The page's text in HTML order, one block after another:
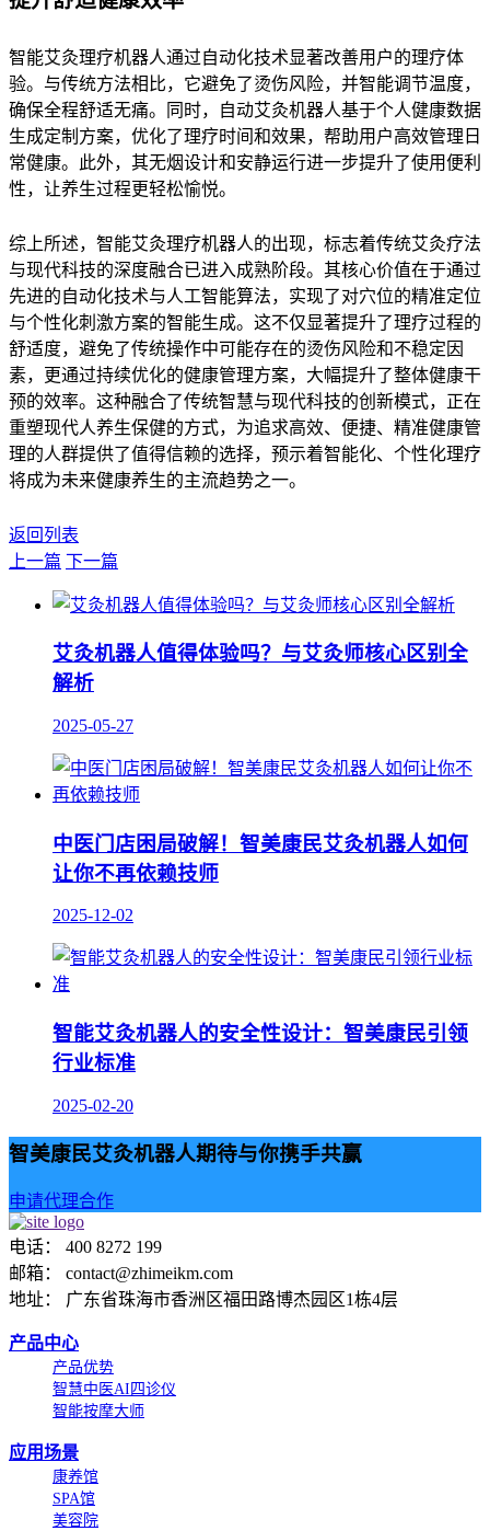
智能艾灸理疗机器人通过自动化技术显著改善用户的理疗体
验。与传统方法相比，它避免了烫伤风险，并智能调节温度，
确保全程舒适无痛。同时，自动艾灸机器人基于个人健康数据
生成定制方案，优化了理疗时间和效果，帮助用户高效管理日
常健康。此外，其无烟设计和安静运行进一步提升了使用便利
性，让养生过程更轻松愉悦。
综上所述，智能艾灸理疗机器人的出现，标志着传统艾灸疗法
与现代科技的深度融合已进入成熟阶段。其核心价值在于通过
先进的自动化技术与人工智能算法，实现了对穴位的精准定位
与个性化刺激方案的智能生成。这不仅显著提升了理疗过程的
舒适度，避免了传统操作中可能存在的烫伤风险和不稳定因
素，更通过持续优化的健康管理方案，大幅提升了整体健康干
预的效率。这种融合了传统智慧与现代科技的创新模式，正在
重塑现代人养生保健的方式，为追求高效、便捷、精准健康管
理的人群提供了值得信赖的选择，预示着智能化、个性化理疗
将成为未来健康养生的主流趋势之一。
返回列表
上一篇 下一篇
艾灸机器人值得体验吗？与艾灸师核心区别全
解析
2025-05-27
中医门店困局破解！智美康民艾灸机器人如何
让你不再依赖技师
2025-12-02
智能艾灸机器人的安全性设计：智美康民引领
行业标准
2025-02-20
智美康民艾灸机器人期待与你携手共赢
申请代理合作
电话： 400 8272 199
邮箱： contact@zhimeikm.com
地址： 广东省珠海市香洲区福田路博杰园区1栋4层
产品中心
产品优势
智慧中医AI四诊仪
智能按摩大师
应用场景
康养馆
SPA馆
美容院